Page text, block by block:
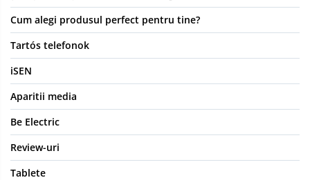
Cum alegi produsul perfect pentru tine?
Tartós telefonok
iSEN
Aparitii media
Be Electric
Review-uri
Tablete